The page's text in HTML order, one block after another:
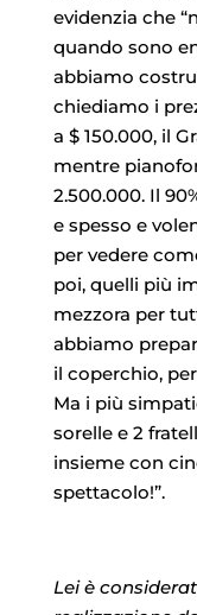
evidenzia che
quando sono
abbiamo
chiediamo i
a $ 150.000, il
mentre
2.500.000. Il
e spesso e
per vedere
poi, quelli più
mezzora per
abbiamo
il coperchio,
Ma i più
sorelle e 2
insieme con
spettacolo!”.
Lei è